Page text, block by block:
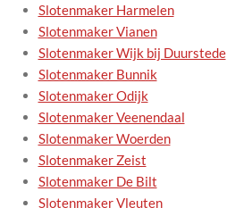
Slotenmaker Harmelen
Slotenmaker Vianen
Slotenmaker Wijk bij Duurstede
Slotenmaker Bunnik
Slotenmaker Odijk
Slotenmaker Veenendaal
Slotenmaker Woerden
Slotenmaker Zeist
Slotenmaker De Bilt
Slotenmaker Vleuten